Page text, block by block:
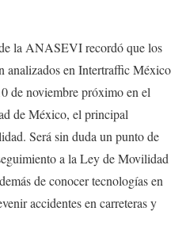
la ANASEVI recordó que los
analizados en Intertraffic México
de noviembre próximo en el
de México, el principal
Será sin duda un punto de
a la Ley de Movilidad
de conocer tecnologías en
accidentes en carreteras y